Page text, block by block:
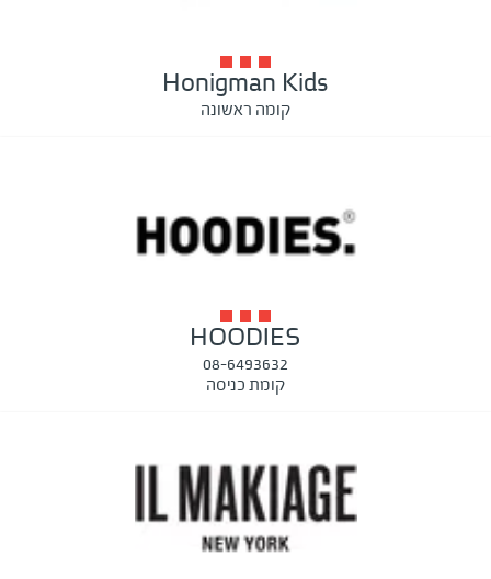
Honigman Kids
קומה ראשונה
HOODIES
08-6493632
קומת כניסה